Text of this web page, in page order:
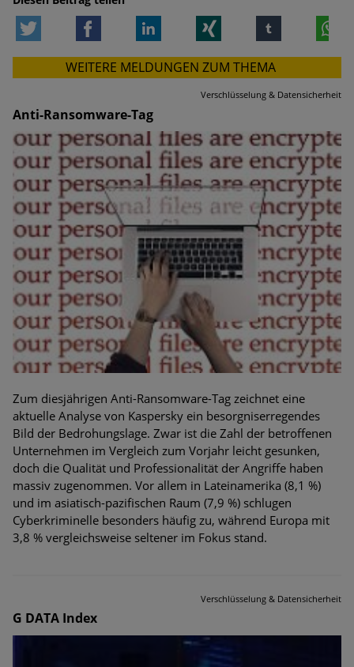
Facebook LinkedIn tumblr
WEITERE MELDUNGEN ZUM THEMA
Verschlüsselung & Datensicherheit
Anti-Ransomware-Tag
Zum diesjährigen Anti-Ransomware-Tag zeichnet eine
aktuelle Analyse von Kaspersky ein besorgniserregendes
Bild der Bedrohungslage. Zwar ist die Zahl der betroffenen
Unternehmen im Vergleich zum Vorjahr leicht gesunken,
doch die Qualität und Professionalität der Angriffe haben
massiv zugenommen. Vor allem in Lateinamerika (8,1 %)
und im asiatisch-pazifischen Raum (7,9 %) schlugen
Cyberkriminelle besonders häufig zu, während Europa mit
3,8 % vergleichsweise seltener im Fokus stand.
Verschlüsselung & Datensicherheit
G DATA Index